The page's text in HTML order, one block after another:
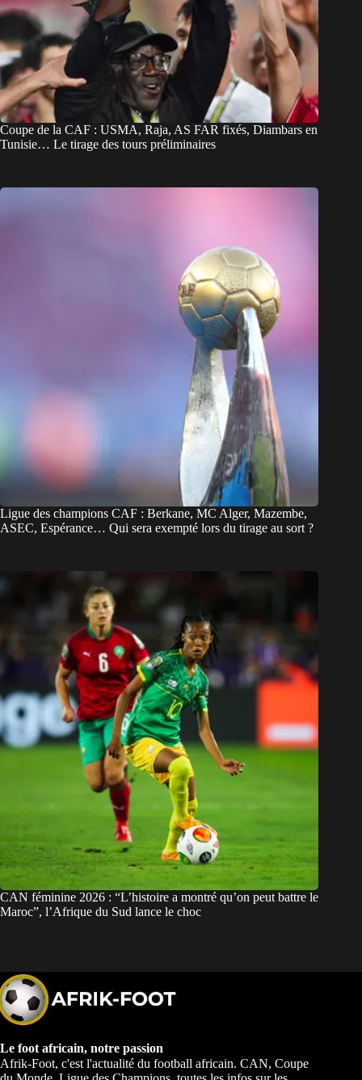
Coupe de la CAF : USMA, Raja, AS FAR fixés, Diambars en
Tunisie… Le tirage des tours préliminaires
Ligue des champions CAF : Berkane, MC Alger, Mazembe,
ASEC, Espérance… Qui sera exempté lors du tirage au sort ?
CAN féminine 2026 : “L’histoire a montré qu’on peut battre le
Maroc”, l’Afrique du Sud lance le choc
Le foot africain, notre passion
Afrik-Foot, c'est l'actualité du football africain. CAN, Coupe